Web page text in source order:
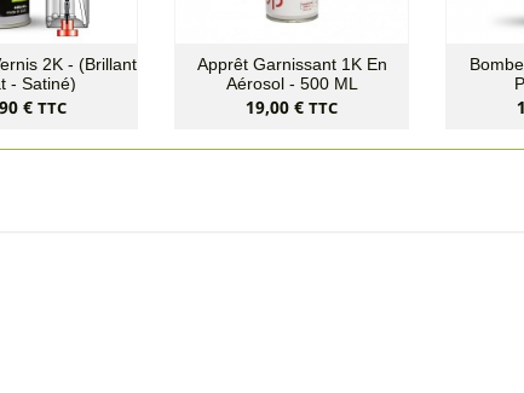
2K - (Brillant
- Satiné)
€ TTC
Apprêt Garnissant 1K En
Aérosol - 500 ML
Prix
19,00 € TTC